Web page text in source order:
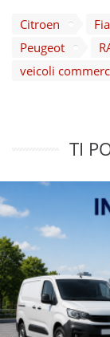
Citroen
Peugeot
veicoli
TI